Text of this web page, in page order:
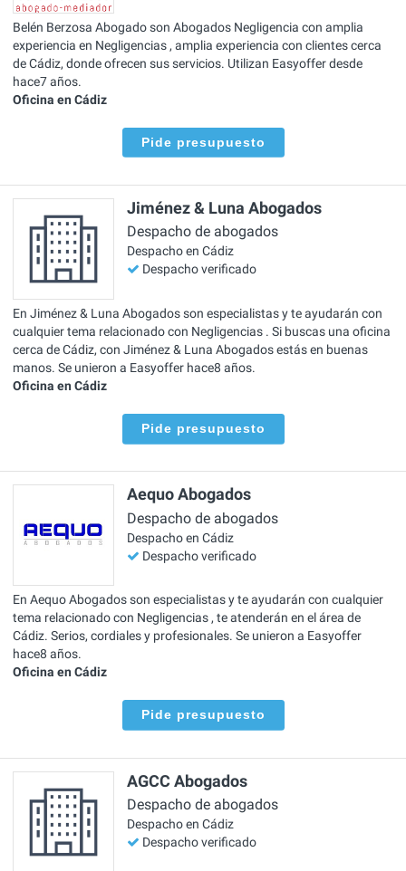
Belén Berzosa Abogado son Abogados Negligencia con amplia
experiencia en Negligencias , amplia experiencia con clientes cerca
de Cádiz, donde ofrecen sus servicios. Utilizan Easyoffer desde
hace7 años.
Oficina en Cádiz
Pide presupuesto
Jiménez & Luna Abogados
Despacho de abogados
Despacho en Cádiz
Despacho verificado
En Jiménez & Luna Abogados son especialistas y te ayudarán con
cualquier tema relacionado con Negligencias . Si buscas una oficina
cerca de Cádiz, con Jiménez & Luna Abogados estás en buenas
manos. Se unieron a Easyoffer hace8 años.
Oficina en Cádiz
Pide presupuesto
Aequo Abogados
Despacho de abogados
Despacho en Cádiz
Despacho verificado
En Aequo Abogados son especialistas y te ayudarán con cualquier
tema relacionado con Negligencias , te atenderán en el área de
Cádiz. Serios, cordiales y profesionales. Se unieron a Easyoffer
hace8 años.
Oficina en Cádiz
Pide presupuesto
AGCC Abogados
Despacho de abogados
Despacho en Cádiz
Despacho verificado